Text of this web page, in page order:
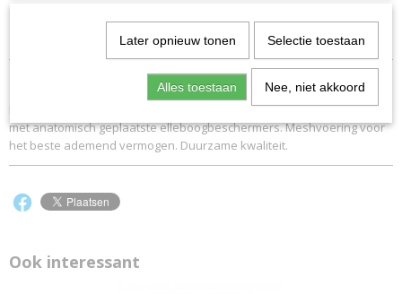
5628
Productcode leverancier
5628
Hoogwaardige keepersshirt voor de doelman. Dynamisch ontwerp
met anatomisch geplaatste elleboogbeschermers. Meshvoering voor
het beste ademend vermogen. Duurzame kwaliteit.
Ook interessant
Later opnieuw tonen Selectie toestaan
Alles toestaan Nee, niet akkoord